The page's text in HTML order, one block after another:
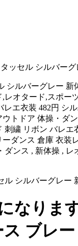
ッセル シルバー
ルバーグレー 新
オタード,スポ
レエ衣装 482円
トドア 体操・ダ
繍 リボン バレ
ダンス 倉庫 衣装
ンス , 新体操 , レ
なりま
ブレ